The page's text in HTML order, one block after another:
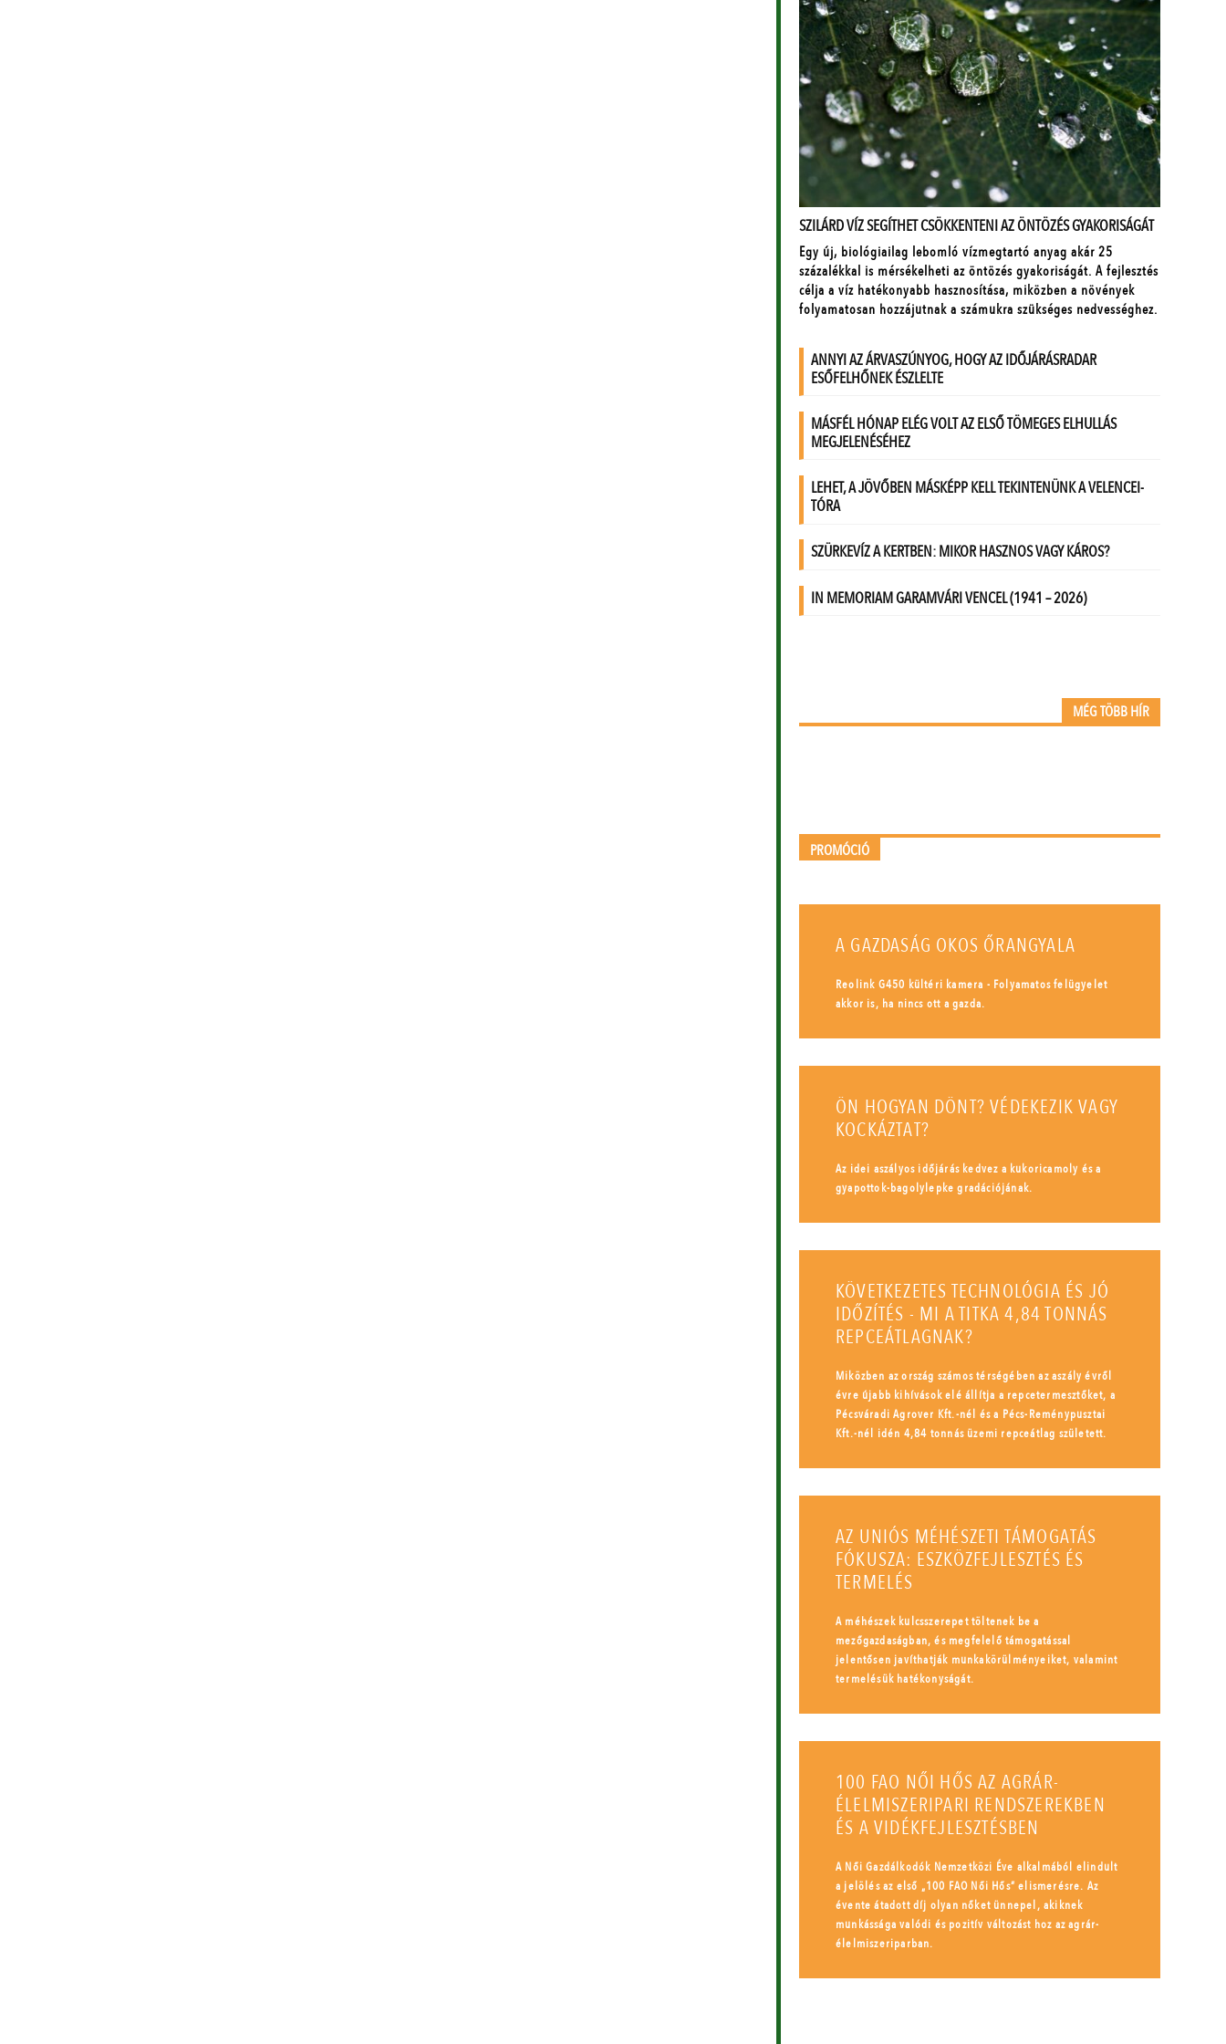
MÉG TÖBB HÍR
PROMÓCIÓ
A GAZDASÁG OKOS ŐRANGYALA
Reolink G450 kültéri kamera - Folyamatos felügyelet
akkor is, ha nincs ott a gazda.
ÖN HOGYAN DÖNT? VÉDEKEZIK VAGY
KOCKÁZTAT?
Az idei aszályos időjárás kedvez a kukoricamoly és a
gyapottok-bagolylepke gradációjának.
KÖVETKEZETES TECHNOLÓGIA ÉS JÓ
IDŐZÍTÉS - MI A TITKA 4,84 TONNÁS
REPCEÁTLAGNAK?
Miközben az ország számos térségében az aszály évről
évre újabb kihívások elé állítja a repcetermesztőket, a
Pécsváradi Agrover Kft.-nél és a Pécs-Reménypusztai
Kft.-nél idén 4,84 tonnás üzemi repceátlag született.
AZ UNIÓS MÉHÉSZETI TÁMOGATÁS
FÓKUSZA: ESZKÖZFEJLESZTÉS ÉS
TERMELÉS
A méhészek kulcsszerepet töltenek be a
mezőgazdaságban, és megfelelő támogatással
jelentősen javíthatják munkakörülményeiket, valamint
termelésük hatékonyságát.
100 FAO NŐI HŐS AZ AGRÁR-
ÉLELMISZERIPARI RENDSZEREKBEN
ÉS A VIDÉKFEJLESZTÉSBEN
A Női Gazdálkodók Nemzetközi Éve alkalmából elindult
a jelölés az első „100 FAO Női Hős” elismerésre. Az
évente átadott díj olyan nőket ünnepel, akiknek
munkássága valódi és pozitív változást hoz az agrár-
élelmiszeriparban.